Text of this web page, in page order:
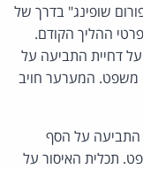
שופינג" בדרך של
ההליך הקודם.
דחיית התביעה על
משפט. המערער חויב
התביעה על הסף
תכלית האיסור על